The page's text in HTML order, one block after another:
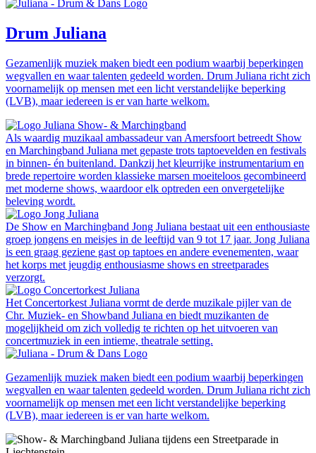
Drum Juliana
Gezamenlijk muziek maken biedt een podium waarbij beperkingen
wegvallen en waar talenten gedeeld worden. Drum Juliana richt zich
voornamelijk op mensen met een licht verstandelijke beperking
(LVB), maar iedereen is er van harte welkom.
Als waardig muzikaal ambassadeur van Amersfoort betreedt Show
en Marchingband Juliana met gepaste trots taptoevelden en festivals
in binnen- én buitenland. Dankzij het kleurrijke instrumentarium en
brede repertoire worden klassieke marsen moeiteloos gecombineerd
met moderne shows, waardoor elk optreden een onvergetelijke
beleving wordt.
De Show en Marchingband Jong Juliana bestaat uit een enthousiaste
groep jongens en meisjes in de leeftijd van 9 tot 17 jaar. Jong Juliana
is een graag geziene gast op taptoes en andere evenementen, waar
het korps met jeugdig enthousiasme shows en streetparades
verzorgt.
Het Concertorkest Juliana vormt de derde muzikale pijler van de
Chr. Muziek- en Showband Juliana en biedt muzikanten de
mogelijkheid om zich volledig te richten op het uitvoeren van
concertmuziek in een intieme, theatrale setting.
Gezamenlijk muziek maken biedt een podium waarbij beperkingen
wegvallen en waar talenten gedeeld worden. Drum Juliana richt zich
voornamelijk op mensen met een licht verstandelijke beperking
(LVB), maar iedereen is er van harte welkom.